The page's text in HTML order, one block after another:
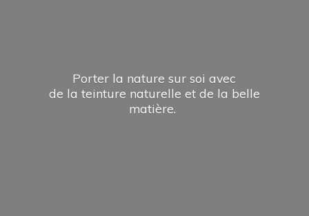
Porter la nature sur soi avec
de la teinture naturelle et de la belle
matière.